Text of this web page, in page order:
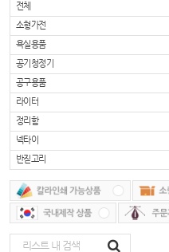
전체
소형가전
욕실용품
공기청정기
공구용품
라이터
정리함
넥타이
반짇고리